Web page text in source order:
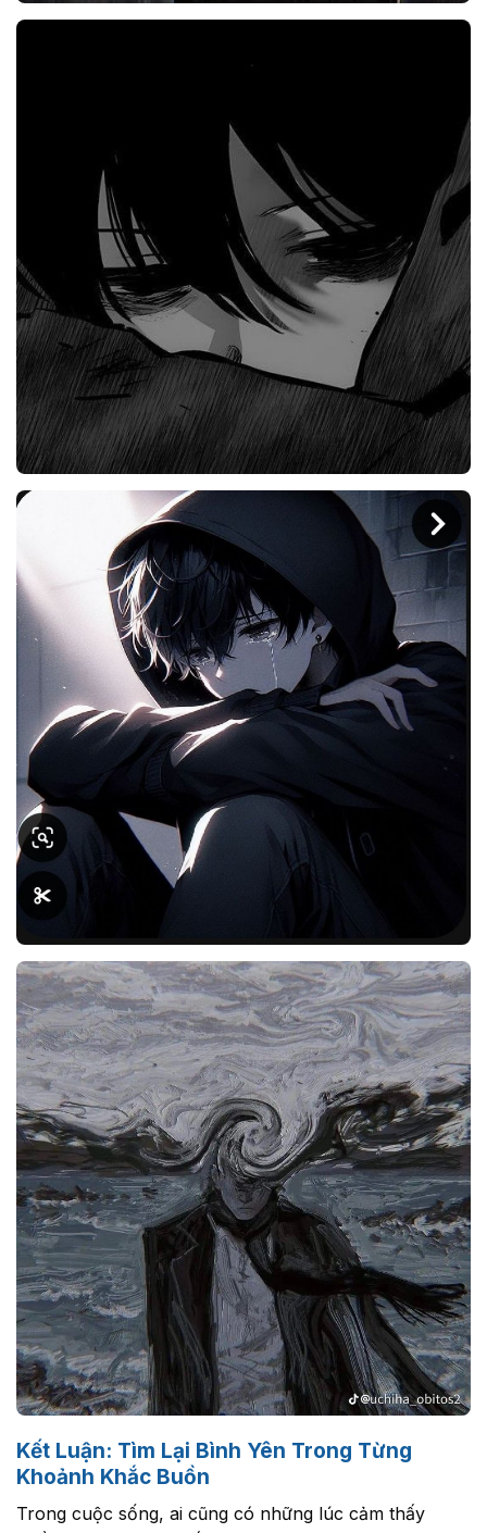
Kết Luận: Tìm Lại Bình Yên Trong Từng
Khoảnh Khắc Buồn
Trong cuộc sống, ai cũng có những lúc cảm thấy